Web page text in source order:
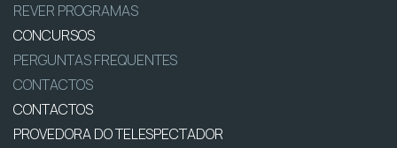
REVER PROGRAMAS
CONCURSOS
PERGUNTAS FREQUENTES
CONTACTOS
CONTACTOS
PROVEDORA DO TELESPECTADOR